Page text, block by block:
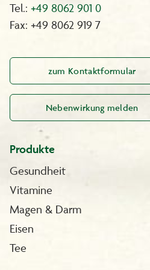
Tel.: +49 8062 901 0
Fax: +49 8062 919 7
zum Kontaktformular
Nebenwirkung melden
Produkte
Gesundheit
Vitamine
Magen & Darm
Eisen
Tee